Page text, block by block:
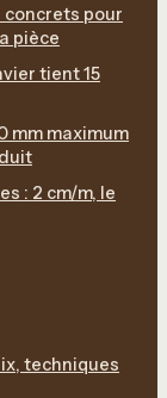
concrets pour
pièce
tient 15
mm maximum
: 2 cm/m, le
techniques